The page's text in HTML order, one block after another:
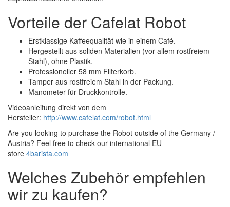
Vorteile der Cafelat Robot
Erstklassige Kaffeequalität wie in einem Café.
Hergestellt aus soliden Materialien (vor allem rostfreiem
Stahl), ohne Plastik.
Professioneller 58 mm Filterkorb.
Tamper aus rostfreiem Stahl in der Packung.
Manometer für Druckkontrolle.
Videoanleitung direkt von dem
Hersteller: http://www.cafelat.com/robot.html
Are you looking to purchase the Robot outside of the Germany /
Austria? Feel free to check our international EU
store 4barista.com
Welches Zubehör empfehlen
wir zu kaufen?